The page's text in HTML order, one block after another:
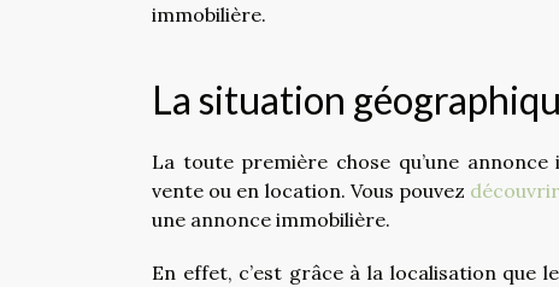
immobilière.
La situation
La toute première chose qu’une
vente ou en location. Vous pouvez
une annonce immobilière.
En effet, c’est grâce à la localisation que